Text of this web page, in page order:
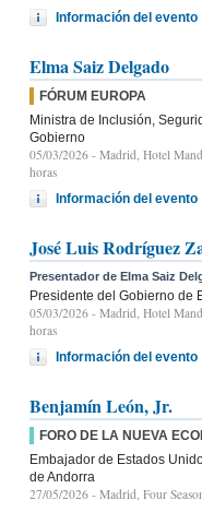
Información del evento
Elma Saiz Delgado
FÓRUM EUROPA
Ministra de Inclusión,
Gobierno
05/03/2026 - Madrid, Hotel
horas
Información del evento
José Luis Rodríguez
Presentador de Elma Saiz
Presidente del Gobierno de
05/03/2026 - Madrid, Hotel
horas
Información del evento
Benjamín León, Jr.
FORO DE LA NUEVA
Embajador de Estados
de Andorra
27/05/2026 - Madrid, Four